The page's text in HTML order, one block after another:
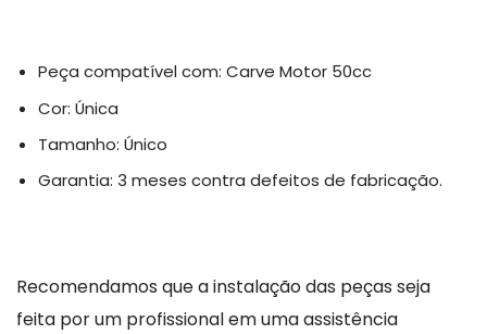
Peça compatível com: Carve Motor 50cc
Cor: Única
Tamanho: Único
Garantia: 3 meses contra defeitos de fabricação.
Recomendamos que a instalação das peças seja
feita por um profissional em uma assistência